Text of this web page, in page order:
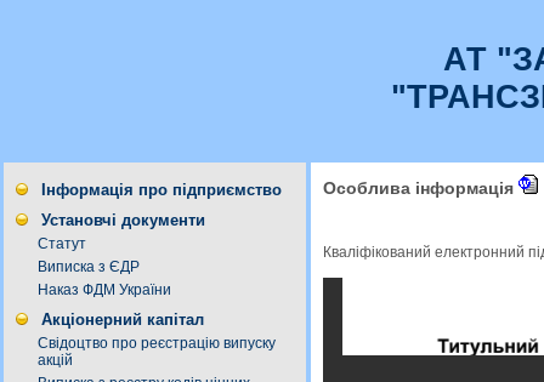
АТ
Інформація про підприємство
Установчі документи
Статут
Виписка з ЄДР
Наказ ФДМ України
Акціонерний капітал
Свідоцтво про реєстрацію випуску
акцій
Особлива інформація
Кваліфікований електронний